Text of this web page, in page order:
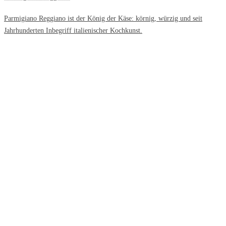
Parmigiano Reggiano ist der König der Käse: körnig, würzig und seit
Jahrhunderten Inbegriff italienischer Kochkunst.